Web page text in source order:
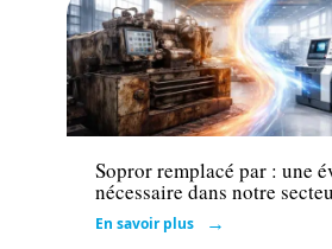
Entreprise
Sopror remplacé par : une
nécessaire dans notre
En savoir plus